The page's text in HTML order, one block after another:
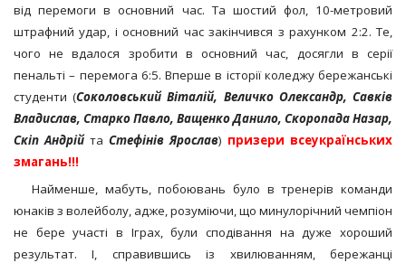
від перемоги в основний час. Та шостий фол, 10-метровий
штрафний удар, і основний час закінчився з рахунком 2:2. Те,
чого не вдалося зробити в основний час, досягли в серії
пенальті – перемога 6:5. Вперше в історії коледжу бережанські
студенти (Соколовський Віталій, Величко Олександр, Савків
Владислав, Старко Павло, Ващенко Данило, Скоропада Назар,
Скіп Андрій та Стефінів Ярослав) призери всеукраїнських
змагань!!!
Найменше, мабуть, побоювань було в тренерів команди
юнаків з волейболу, адже, розуміючи, що минулорічний чемпіон
не бере участі в Іграх, були сподівання на дуже хороший
результат. І, справившись із хвилюванням, бережанці